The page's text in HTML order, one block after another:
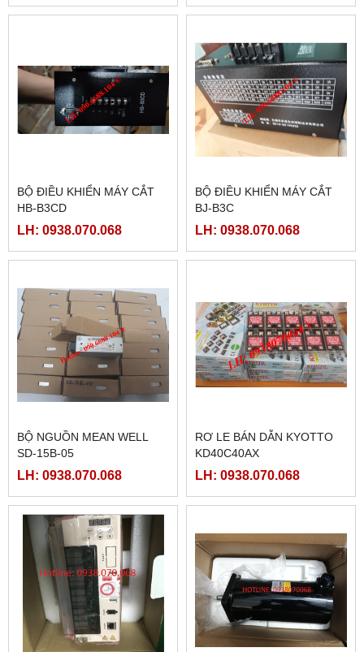
BỘ ĐIỀU KHIỂN MÁY CẮT
HB-B3CD
LH: 0938.070.068
BỘ ĐIỀU KHIỂN MÁY CẮT
BJ-B3C
LH: 0938.070.068
BỘ NGUỒN MEAN WELL
SD-15B-05
LH: 0938.070.068
RƠ LE BÁN DẪN KYOTTO
KD40C40AX
LH: 0938.070.068